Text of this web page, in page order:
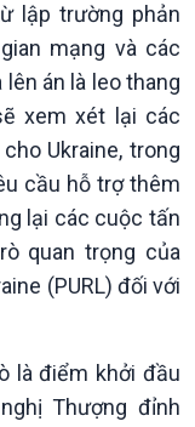
& Công nghệ
học & Công nghệ
công nghệ
với biến đổi
lập trường phản
mạng và các
án là leo thang
xem xét lại các
Ukraine, trong
cầu hỗ trợ thêm
lại các cuộc tấn
quan trọng của
(PURL) đối với
là điểm khởi đầu
Thượng đỉnh